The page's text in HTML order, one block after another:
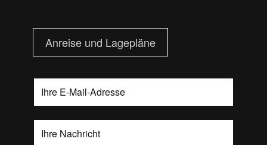
Anreise und Lagepläne